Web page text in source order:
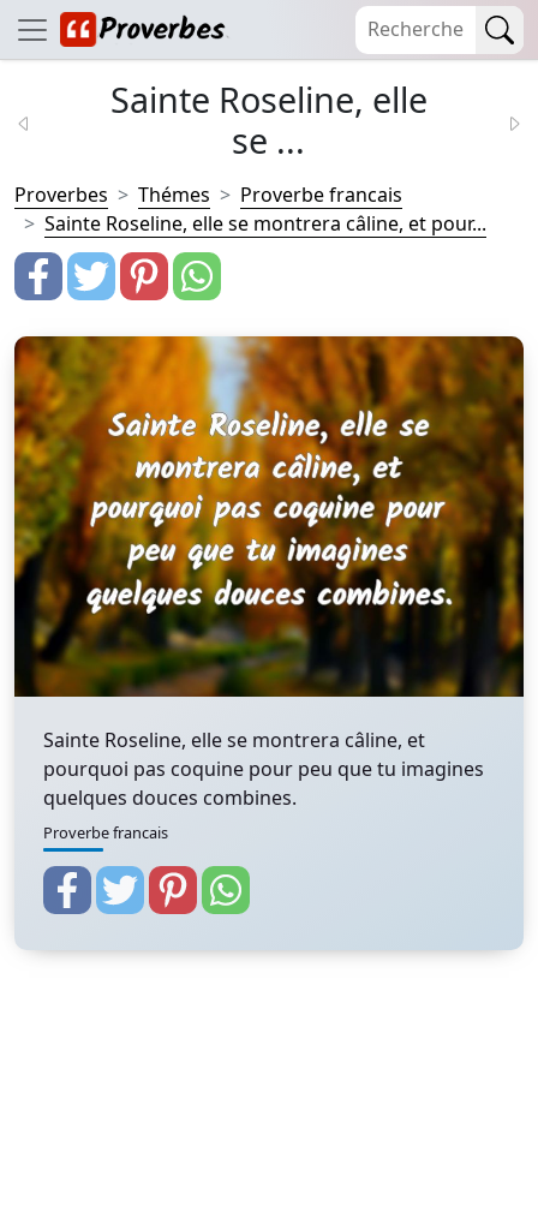
Sainte Roseline, elle
se ...
Proverbes Thémes
Proverbe francais
Sainte Roseline, elle se montrera câline, et pour...
Sainte Roseline, elle se montrera câline, et
pourquoi pas coquine pour peu que tu imagines
quelques douces combines.
Proverbe francais